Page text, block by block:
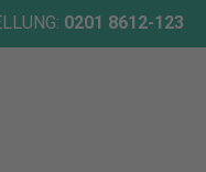
0201 8612-123